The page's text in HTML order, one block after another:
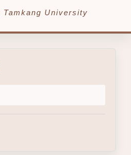
Tamkang University